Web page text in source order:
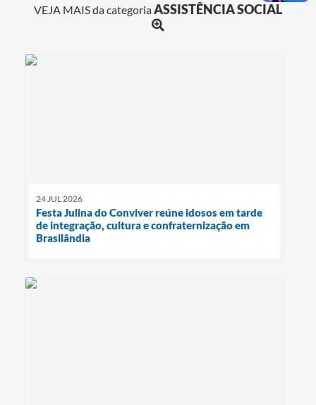
VEJA MAIS da categoriaASSISTÊNCIA SOCIAL
24 JUL 2026
Festa Julina do Conviver reúne idosos em tarde
de integração, cultura e confraternização em
Brasilândia